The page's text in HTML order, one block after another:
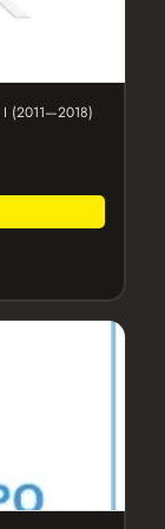
I (2011—2018)